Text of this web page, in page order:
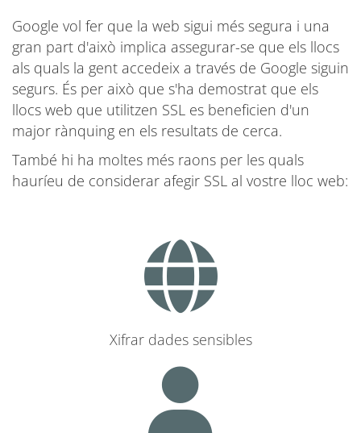
Google vol fer que la web sigui més segura i una
gran part d'això implica assegurar-se que els llocs
als quals la gent accedeix a través de Google siguin
segurs. És per això que s'ha demostrat que els
llocs web que utilitzen SSL es beneficien d'un
major rànquing en els resultats de cerca.
També hi ha moltes més raons per les quals
hauríeu de considerar afegir SSL al vostre lloc web:
Xifrar dades sensibles